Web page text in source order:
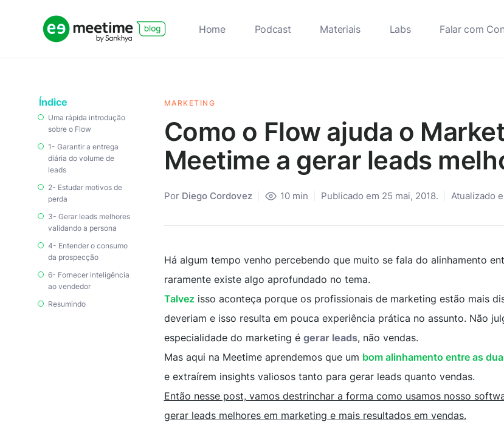
Home Podcast Materiais Labs Falar com
Índice
Uma rápida introdução
sobre o Flow
1- Garantir a entrega
diária do volume de
leads
2- Estudar motivos de
perda
3- Gerar leads melhores
validando a persona
4- Entender o consumo
da prospecção
6- Fornecer inteligência
ao vendedor
Resumindo
MARKETING
Como o Flow ajuda o
Meetime a gerar leads
Por Diego Cordovez 10 min Publicado em 25 mai, 2018. Atualizado
Há algum tempo venho percebendo que muito se fala do alinhamento
raramente existe algo aprofundado no tema.
Talvezisso aconteça porque os profissionais de marketing estão mais
deveriam e isso resulta em pouca experiência prática no assunto. Não
especialidade do marketing é gerar leads, não vendas.
Mas aqui na Meetime aprendemos que um bom alinhamento entre as
e extraírem insights valiosos tanto para gerar leads quanto vendas.
Então nesse post, vamos destrinchar a forma como usamos nosso
gerar leads melhores em marketing e mais resultados em vendas.